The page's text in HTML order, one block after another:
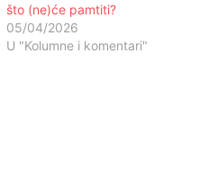
što (ne)će pamtiti?
05/04/2026
U "Kolumne i komentari"